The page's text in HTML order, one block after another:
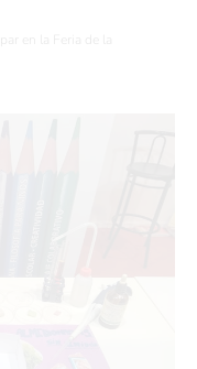
en la Feria de la